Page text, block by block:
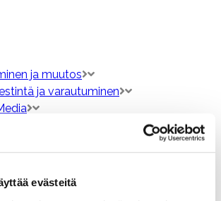
evästeitä
ja muutos
ja varautuminen
ulkoistuspalvelut